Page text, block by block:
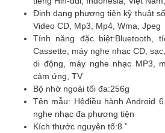
Định dạng phương tiện kỹ thuật
Video CD, Mp3, Mp4, Wma, Jpeg
Tính năng đặc biệt:Bluetooth,
Cassette, máy nghe nhạc CD,
di động, máy nghe nhạc MP3,
cảm ứng, TV
Bộ nhớ ngoài tối đa:256g
Tên mẫu: Hệđiều hành Android
nghe nhạc đa phương tiện
Kích thước nguyên tố:8 ”